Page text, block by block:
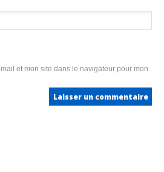
et mon site dans le navigateur pour mon